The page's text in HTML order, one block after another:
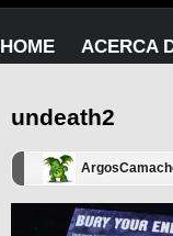
HOME ACERCA
undeath2